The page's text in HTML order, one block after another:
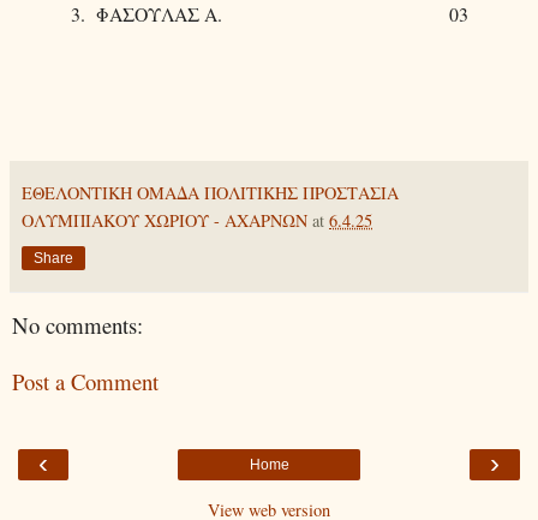
3. ΦΑΣΟΥΛΑΣ Α. 03
ΕΘΕΛΟΝΤΙΚΗ ΟΜΑΔΑ ΠΟΛΙΤΙΚΗΣ ΠΡΟΣΤΑΣΙΑ
ΟΛΥΜΠΙΑΚΟΥ ΧΩΡΙΟΥ - ΑΧΑΡΝΩΝ at 6.4.25
Share
No comments:
Post a Comment
‹ ›
Home
View web version